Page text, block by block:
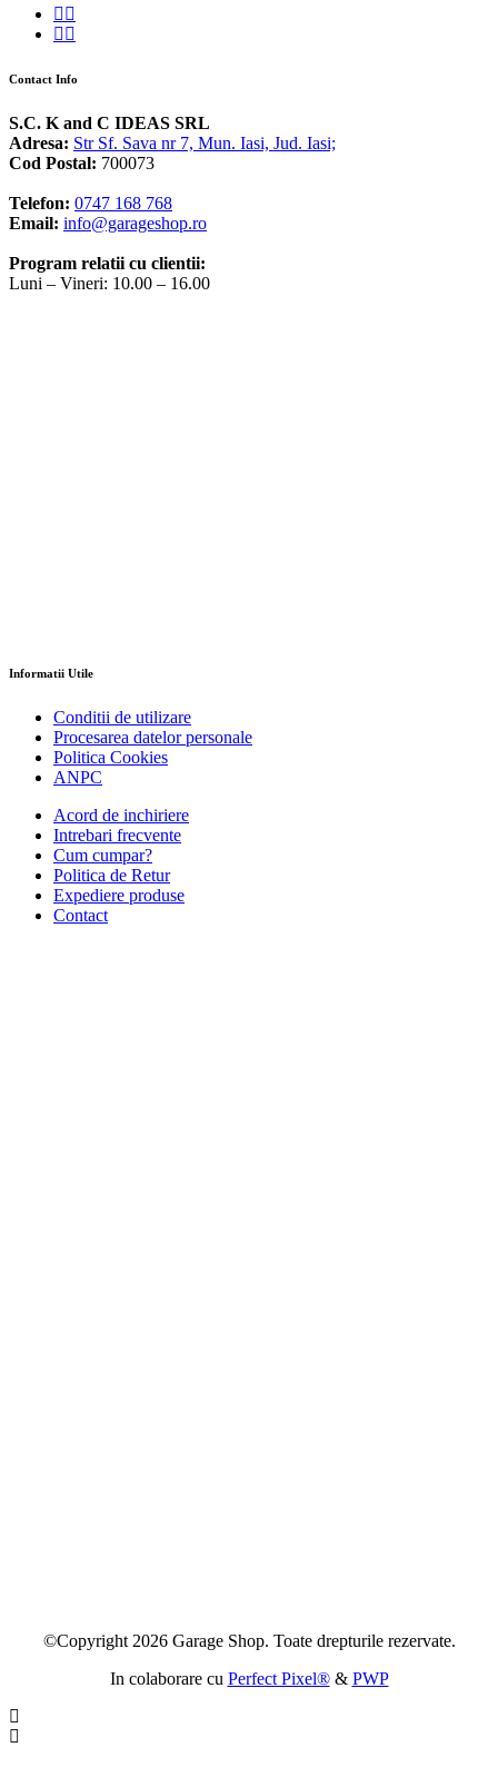
Contact Info
S.C. K and C IDEAS SRL
Adresa: Str Sf. Sava nr 7, Mun. Iasi, Jud. Iasi;
Cod Postal: 700073
Telefon: 0747 168 768
Email: info@garageshop.ro
Program relatii cu clientii:
Luni – Vineri: 10.00 – 16.00
Informatii Utile
Conditii de utilizare
Procesarea datelor personale
Politica Cookies
ANPC
Acord de inchiriere
Intrebari frecvente
Cum cumpar?
Politica de Retur
Expediere produse
Contact
©Copyright 2026 Garage Shop. Toate drepturile rezervate.
In colaborare cu Perfect Pixel®& PWP